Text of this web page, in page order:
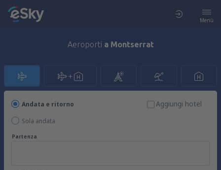
Menù
Aeroporti a Montserrat
Andata e ritorno
Sola andata
Aggiungi hotel
Partenza